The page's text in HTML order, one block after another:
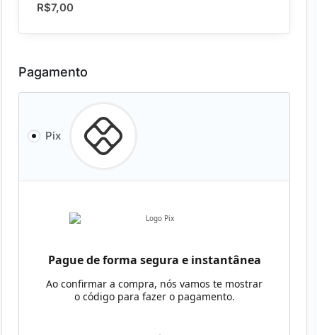
R$7,00
Pagamento
Pix
Pague de forma segura e instantânea
Ao confirmar a compra, nós vamos te mostrar
o código para fazer o pagamento.